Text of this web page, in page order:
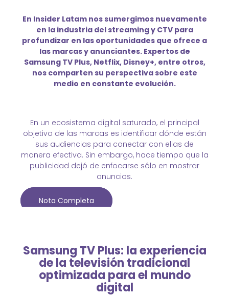
En Insider Latam nos sumergimos nuevamente
en la industria del streaming y CTV para
profundizar en las oportunidades que ofrece a
las marcas y anunciantes. Expertos de
Samsung TV Plus, Netflix, Disney+, entre otros,
nos comparten su perspectiva sobre este
medio en constante evolución.
En un ecosistema digital saturado, el principal
objetivo de las marcas es identificar dónde están
sus audiencias para conectar con ellas de
manera efectiva. Sin embargo, hace tiempo que la
publicidad dejó de enfocarse sólo en mostrar
anuncios.
Nota Completa
Samsung TV Plus: la experiencia
de la televisión tradicional
optimizada para el mundo
digital